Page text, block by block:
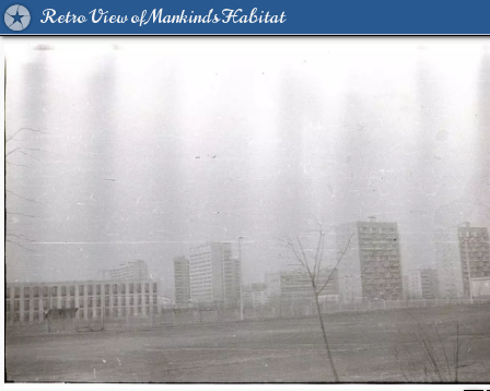
Retro View of Mankind's Habitat